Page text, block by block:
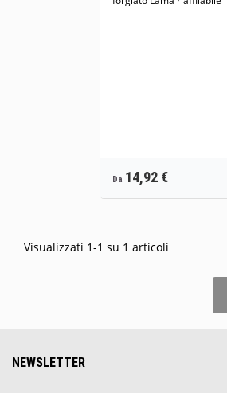
Da Prezzo
14,92 €
Visualizzati 1-1 su 1 articoli
NEWSLETTER